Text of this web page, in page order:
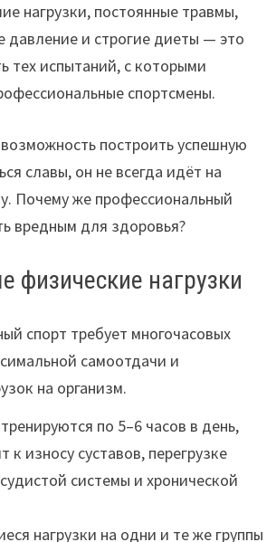
нагрузки, постоянные травмы,
давление и строгие диеты — это
тех испытаний, с которыми
спортсмены.
построить успешную
славы, он не всегда идёт на
Почему же профессиональный
вредным для здоровья?
физические нагрузки
спорт требует многочасовых
самоотдачи и
на организм.
по 5–6 часов в день,
к износу суставов, перегрузке
системы и хронической
нагрузки на одни и те же группы